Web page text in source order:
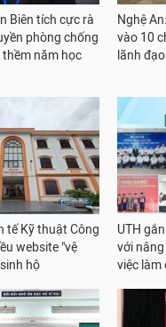
Biên tích cực rà
phòng chống
năm học
Nghệ
vào 10
lãnh
tế Kỹ thuật Công
website "vệ
hộ
UTH
với
việc làm